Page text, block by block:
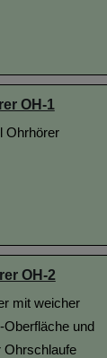
OH-1
Ohrhörer
OH-2
mit weicher
und
Ohrschlaufe